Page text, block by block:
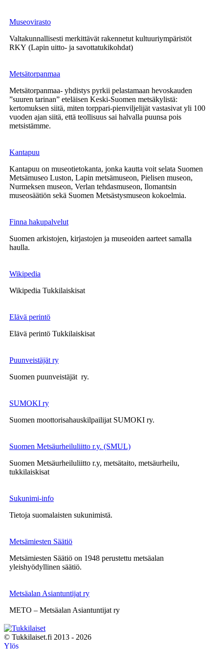
Museovirasto
Valtakunnallisesti merkittävät rakennetut kultuuriympäristöt
RKY (Lapin uitto- ja savottatukikohdat)
Metsätorpanmaa
Metsätorpanmaa- yhdistys pyrkii pelastamaan hevoskauden
”suuren tarinan” eteläisen Keski-Suomen metsäkylistä:
kertomuksen siitä, miten torppari-pienviljelijät vastasivat yli 100
vuoden ajan siitä, että teollisuus sai halvalla puunsa pois
metsistämme.
Kantapuu
Kantapuu on museotietokanta, jonka kautta voit selata Suomen
Metsämuseo Luston, Lapin metsämuseon, Pielisen museon,
Nurmeksen museon, Verlan tehdasmuseon, Ilomantsin
museosäätiön sekä Suomen Metsästysmuseon kokoelmia.
Finna hakupalvelut
Suomen arkistojen, kirjastojen ja museoiden aarteet samalla
haulla.
Wikipedia
Wikipedia Tukkilaiskisat
Elävä perintö
Elävä perintö Tukkilaiskisat
Puunveistäjät ry
Suomen puunveistäjät ry.
SUMOKI ry
Suomen moottorisahauskilpailijat SUMOKI ry.
Suomen Metsäurheiluliitto r.y. (SMUL)
Suomen Metsäurheiluliitto r.y, metsätaito, metsäurheilu,
tukkilaiskisat
Sukunimi-info
Tietoja suomalaisten sukunimistä.
Metsämiesten Säätiö
Metsämiesten Säätiö on 1948 perustettu metsäalan
yleishyödyllinen säätiö.
Metsäalan Asiantuntijat ry
METO – Metsäalan Asiantuntijat ry
© Tukkilaiset.fi 2013 - 2026
Ylös